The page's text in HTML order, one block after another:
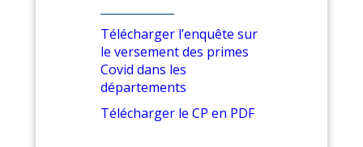
Télécharger l’enquête sur
le versement des primes
Covid dans les
départements
Télécharger le CP en PDF